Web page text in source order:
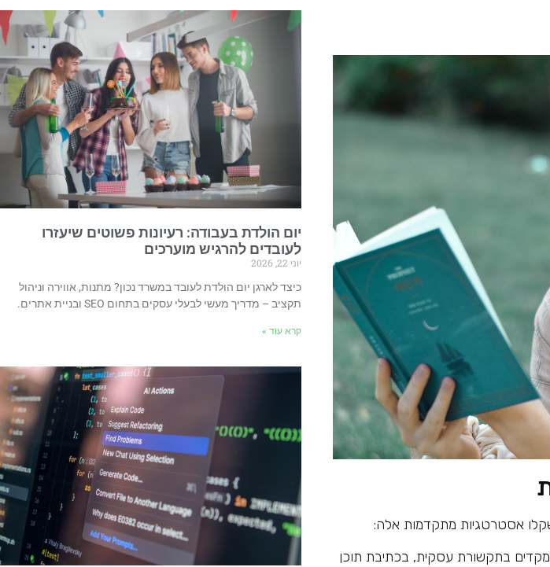
אסטרטגיות מתקדמות אלה:
בתקשורת עסקית, בכתיבת תוכן
יום הולדת בעבודה: רעיונות פשוטים שיעזרו
לעובדים להרגיש מוערכים
יוני 22, 2026
כיצד לארגן יום הולדת לעובד במשרד נכון? מתנות, אווירה וניהול
תקציב – מדריך מעשי לבעלי עסקים בתחום SEO ובניית אתרים.
קרא עוד »